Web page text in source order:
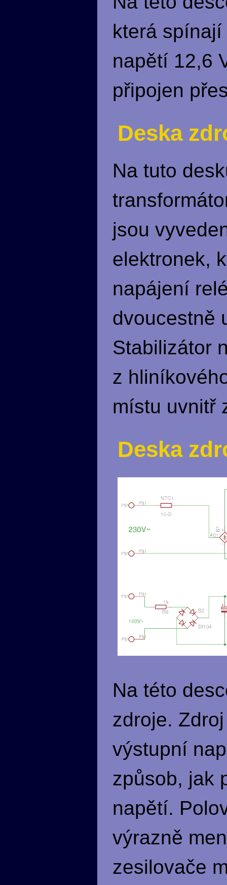
která
napětí 12,6
připojen
Deska
Na tuto
jsou
elektronek,
napájení
dvoucestně
Stabilizátor
z
místu uvnitř
Deska
Na této
zdroje.
výstupní
způsob, jak
napětí.
výrazně
zesilovače